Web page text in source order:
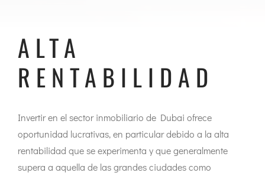
ALTA
RENTABILIDAD
Invertir en el sector inmobiliario de Dubai ofrece
oportunidad lucrativas, en particular debido a la alta
rentabilidad que se experimenta y que generalmente
supera a aquella de las grandes ciudades como